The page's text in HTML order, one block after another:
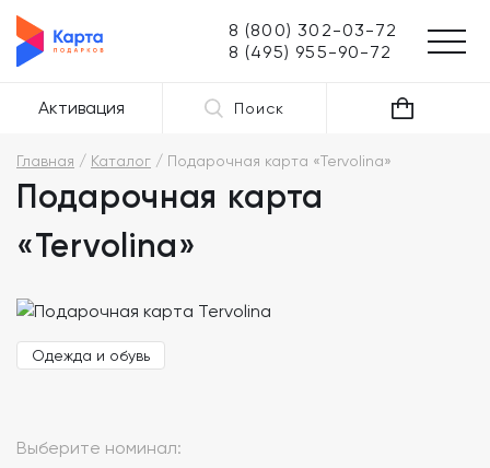
8 (800) 302-03-72
8 (495) 955-90-72
Активация Поиск
Главная Каталог Подарочная карта «Tervolina»
Подарочная карта
«Tervolina»
Одежда и обувь
Выберите номинал: